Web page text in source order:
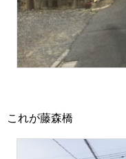
これが藤森橋